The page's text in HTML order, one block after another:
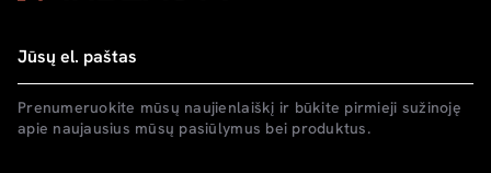
Prenumeruokite mūsų naujienlaiškį ir būkite pirmieji sužinoję
apie naujausius mūsų pasiūlymus bei produktus.